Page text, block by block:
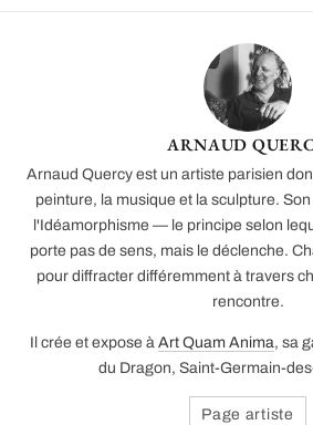
ARNAUD
Arnaud Quercy est un artiste parisien
peinture, la musique et la sculpture.
l'Idéamorphisme — le principe selon
porte pas de sens, mais le déclenche.
pour diffracter différemment à travers
rencontre.
Il crée et expose à Art Quam Anima, sa
du Dragon, Saint-Germain-
Page artiste